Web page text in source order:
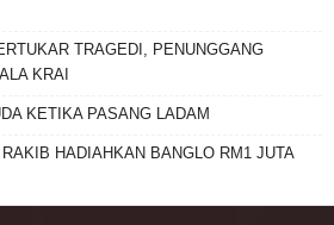
TRAGEDI, PENUNGGANG
KRAI
KETIKA PASANG LADAM
HADIAHKAN BANGLO RM1 JUTA